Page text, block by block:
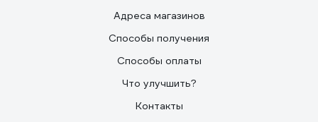
Адреса магазинов
Способы получения
Способы оплаты
Что улучшить?
Контакты